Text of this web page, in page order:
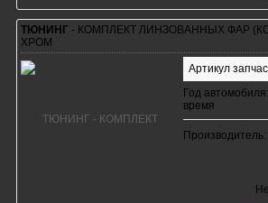
ТЮНИНГ- КОМПЛЕКТ ЛИНЗОВАННЫХ ФАР
ХРОМ
Артикул
Год
время
Нет